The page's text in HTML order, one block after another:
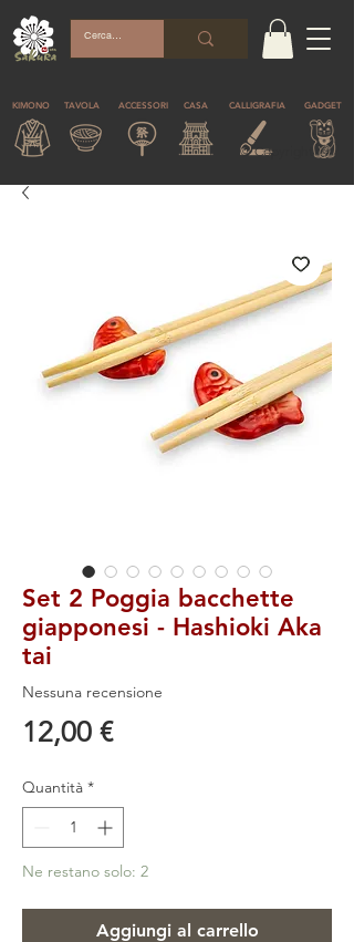
KIMONO TAVOLA ACCESSORI CASA CALLIGRAFIA GADGET
© Copyright
Set 2 Poggia bacchette
giapponesi - Hashioki Aka
tai
Nessuna recensione
12,00 €Prezzo
Quantità *
Ne restano solo: 2
Aggiungi al carrello